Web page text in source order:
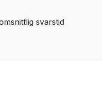
svarstid